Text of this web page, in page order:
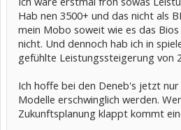
Hab nen 3500+ und das nicht als
mein Mobo soweit wie es das
nicht. Und dennoch hab ich in
gefühlte Leistungssteigerung von
Ich hoffe bei den Deneb's jetzt
Modelle erschwinglich werden.
Zukunftsplanung klappt kommt